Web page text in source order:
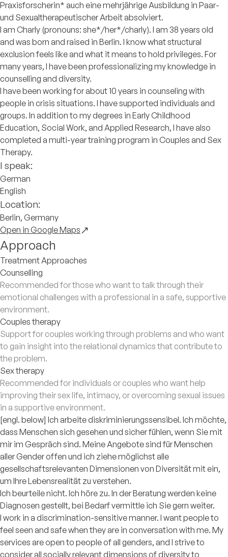
Praxisforscherin* auch eine mehrjährige Ausbildung in Paar-
und Sexualtherapeutischer Arbeit absolviert.
I am Charly (pronouns: she*/her*/charly). I am 38 years old
and was born and raised in Berlin. I know what structural
exclusion feels like and what it means to hold privileges. For
many years, I have been professionalizing my knowledge in
counselling and diversity.
I have been working for about 10 years in counseling with
people in crisis situations. I have supported individuals and
groups. In addition to my degrees in Early Childhood
Education, Social Work, and Applied Research, I have also
completed a multi-year training program in Couples and Sex
Therapy.
I speak:
German
English
Location:
Berlin, Germany
Open in Google Maps
Approach
Treatment Approaches
Counselling
Recommended for those who want to talk through their
emotional challenges with a professional in a safe, supportive
environment.
Couples therapy
Support for couples working through problems and who want
to gain insight into the relational dynamics that contribute to
the problem.
Sex therapy
Recommended for individuals or couples who want help
improving their sex life, intimacy, or overcoming sexual issues
in a supportive environment.
[engl. below] Ich arbeite diskriminierungssensibel. Ich möchte,
dass Menschen sich gesehen und sicher fühlen, wenn Sie mit
mir im Gespräch sind. Meine Angebote sind für Menschen
aller Gender offen und ich ziehe möglichst alle
gesellschaftsrelevanten Dimensionen von Diversität mit ein,
um Ihre Lebensrealität zu verstehen.
Ich beurteile nicht. Ich höre zu. In der Beratung werden keine
Diagnosen gestellt, bei Bedarf vermittle ich Sie gern weiter.
I work in a discrimination-sensitive manner. I want people to
feel seen and safe when they are in conversation with me. My
services are open to people of all genders, and I strive to
consider all socially relevant dimensions of diversity to